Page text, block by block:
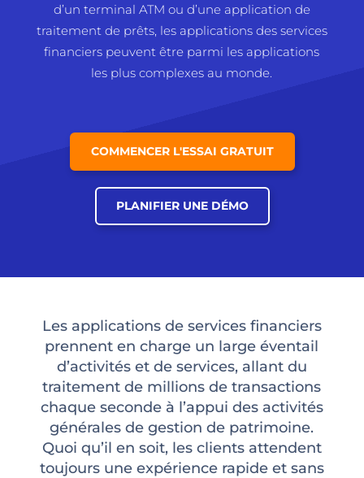
d’un terminal ATM ou d’une application de
traitement de prêts, les applications des services
financiers peuvent être parmi les applications
les plus complexes au monde.
COMMENCER L'ESSAI GRATUIT
PLANIFIER UNE DÉMO
Les applications de services financiers
prennent en charge un large éventail
d’activités et de services, allant du
traitement de millions de transactions
chaque seconde à l’appui des activités
générales de gestion de patrimoine.
Quoi qu’il en soit, les clients attendent
toujours une expérience rapide et sans